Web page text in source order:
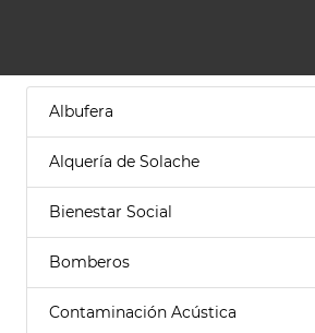
Albufera
Alquería de Solache
Bienestar Social
Bomberos
Contaminación Acústica